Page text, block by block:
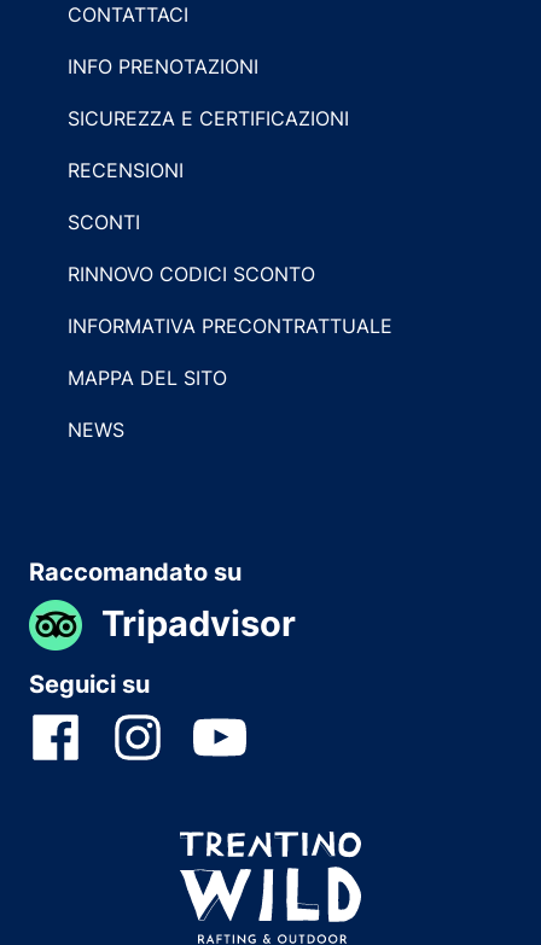
CONTATTACI
INFO PRENOTAZIONI
SICUREZZA E CERTIFICAZIONI
RECENSIONI
SCONTI
RINNOVO CODICI SCONTO
INFORMATIVA PRECONTRATTUALE
MAPPA DEL SITO
NEWS
Raccomandato su
Tripadvisor
Seguici su